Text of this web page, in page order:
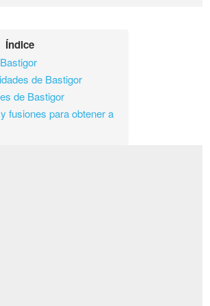
Índice
de Bastigor
de Bastigor
fusiones para obtener a